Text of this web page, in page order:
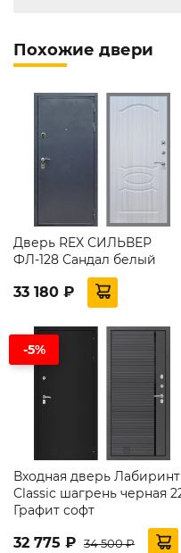
Похожие двери
Дверь REX СИЛЬВЕР
ФЛ-128 Сандал белый
33 180 ₽
-5%
Входная дверь Лабиринт
Classic шагрень черная
Графит софт
32 775 ₽ 34 500 ₽